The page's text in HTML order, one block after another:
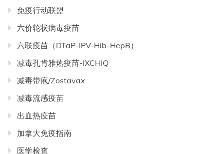
免疫行动联盟
六价轮状病毒疫苗
六联疫苗（DTaP-IPV-Hib-HepB）
减毒孔肯雅热疫苗-IXCHIQ
减毒带疱/Zostavax
减毒流感疫苗
出血热疫苗
加拿大免疫指南
医学检查